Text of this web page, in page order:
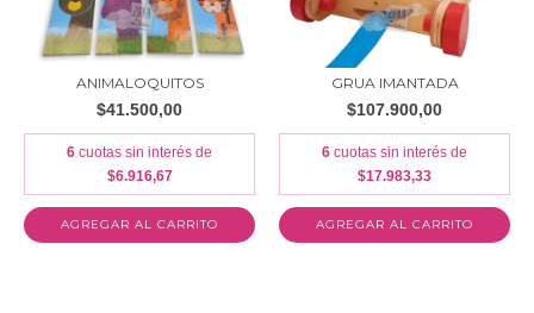
ANIMALOQUITOS
$41.500,00
6 cuotas sin interés de
$6.916,67
GRUA IMANTADA
$107.900,00
6 cuotas sin interés de
$17.983,33